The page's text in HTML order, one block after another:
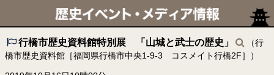
行橋市歴史資料館特別展 「山城と武士の歴史」
（行
橋市歴史資料館［福岡県行橋市中央1-9-3 コスメイト行橋2F］）